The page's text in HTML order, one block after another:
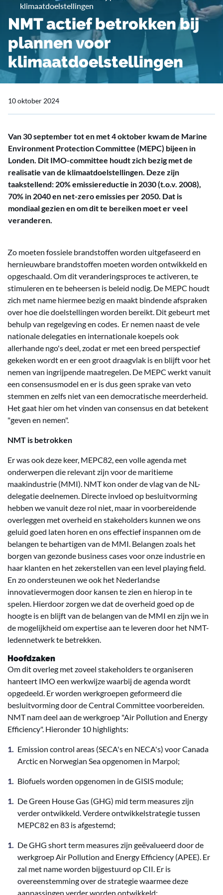
klimaatdoelstellingen
NMT actief betrokken bij
plannen voor
klimaatdoelstellingen
10 oktober 2024
Van 30 september tot en met 4 oktober kwam de Marine
Environment Protection Committee (MEPC) bijeen in
Londen. Dit IMO-committee houdt zich bezig met de
realisatie van de klimaatdoelstellingen. Deze zijn
taakstellend: 20% emissiereductie in 2030 (t.o.v. 2008),
70% in 2040 en net-zero emissies per 2050. Dat is
mondiaal gezien en om dit te bereiken moet er veel
veranderen.
Zo moeten fossiele brandstoffen worden uitgefaseerd en
hernieuwbare brandstoffen moeten worden ontwikkeld en
opgeschaald. Om dit veranderingsproces te activeren, te
stimuleren en te beheersen is beleid nodig. De MEPC houdt
zich met name hiermee bezig en maakt bindende afspraken
over hoe die doelstellingen worden bereikt. Dit gebeurt met
behulp van regelgeving en codes. Er nemen naast de vele
nationale delegaties en internationale koepels ook
allerhande ngo's deel, zodat er met een breed perspectief
gekeken wordt en er een groot draagvlak is en blijft voor het
nemen van ingrijpende maatregelen. De MEPC werkt vanuit
een consensusmodel en er is dus geen sprake van veto
stemmen en zelfs niet van een democratische meerderheid.
Het gaat hier om het vinden van consensus en dat betekent
"geven en nemen".
NMT is betrokken
Er was ook deze keer, MEPC82, een volle agenda met
onderwerpen die relevant zijn voor de maritieme
maakindustrie (MMI). NMT kon onder de vlag van de NL-
delegatie deelnemen. Directe invloed op besluitvorming
hebben we vanuit deze rol niet, maar in voorbereidende
overleggen met overheid en stakeholders kunnen we ons
geluid goed laten horen en ons effectief inspannen om de
belangen te behartigen van de MMI. Belangen zoals het
borgen van gezonde business cases voor onze industrie en
haar klanten en het zekerstellen van een level playing field.
En zo ondersteunen we ook het Nederlandse
innovatievermogen door kansen te zien en hierop in te
spelen. Hierdoor zorgen we dat de overheid goed op de
hoogte is en blijft van de belangen van de MMI en zijn we in
de mogelijkheid om expertise aan te leveren door het NMT-
ledennetwerk te betrekken.
Hoofdzaken
Om dit overleg met zoveel stakeholders te organiseren
hanteert IMO een werkwijze waarbij de agenda wordt
opgedeeld. Er worden werkgroepen geformeerd die
besluitvorming door de Central Committee voorbereiden.
NMT nam deel aan de werkgroep "Air Pollution and Energy
Efficiency". Hieronder 10 highlights:
Emission control areas (SECA's en NECA's) voor Canada
Arctic en Norwegian Sea opgenomen in Marpol;
Biofuels worden opgenomen in de GISIS module;
De Green House Gas (GHG) mid term measures zijn
verder ontwikkeld. Verdere ontwikkelstrategie tussen
MEPC82 en 83 is afgestemd;
De GHG short term measures zijn geëvalueerd door de
werkgroep Air Pollution and Energy Efficiency (APEE). Er
zal met name worden bijgestuurd op CII. Er is
overeenstemming over de strategie waarmee deze
aanpassingen verder worden ontwikkeld;